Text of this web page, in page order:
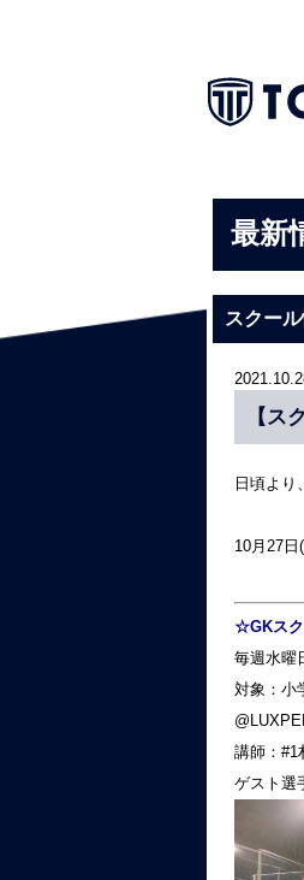
最新
スクー
【ス
日頃より
10月27
☆GKス
毎週水
対象：小
講師：#1
ゲスト選